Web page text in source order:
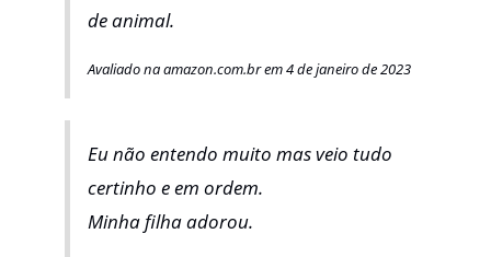
de animal.
Avaliado na amazon.com.br em 4 de janeiro de 2023
Eu não entendo muito mas veio tudo
certinho e em ordem.
Minha filha adorou.